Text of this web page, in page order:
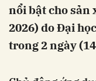
nổi bật cho sản
2026) do Đại
trong 2 ngày